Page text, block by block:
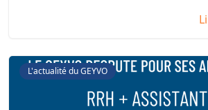
L'actualité du GEYVO